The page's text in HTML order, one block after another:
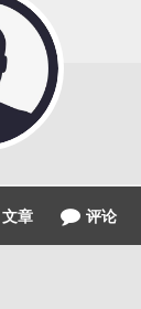
文章 评论